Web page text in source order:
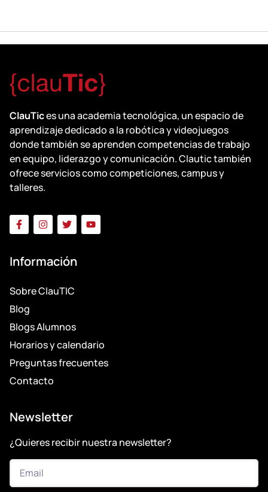
ClauTices una academia tecnológica, un espacio de
aprendizaje dedicado a la robótica y videojuegos
donde también se aprenden competencias de trabajo
en equipo, liderazgo y comunicación. Clautic también
ofrece servicios como competiciones, campus y
talleres.
Información
Sobre ClauTIC
Blog
Blogs Alumnos
Horarios y calendario
Preguntas frecuentes
Contacto
Newsletter
¿Quieres recibir nuestra newsletter?